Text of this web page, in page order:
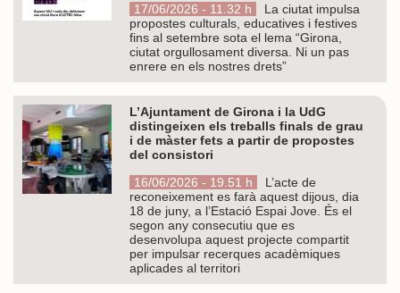
17/06/2026 - 11.32 h
La ciutat impulsa
propostes culturals, educatives i festives
fins al setembre sota el lema “Girona,
ciutat orgullosament diversa. Ni un pas
enrere en els nostres drets”
L’Ajuntament de Girona i la UdG
distingeixen els treballs finals de grau
i de màster fets a partir de propostes
del consistori
16/06/2026 - 19.51 h
L’acte de
reconeixement es farà aquest dijous, dia
18 de juny, a l’Estació Espai Jove. És el
segon any consecutiu que es
desenvolupa aquest projecte compartit
per impulsar recerques acadèmiques
aplicades al territori